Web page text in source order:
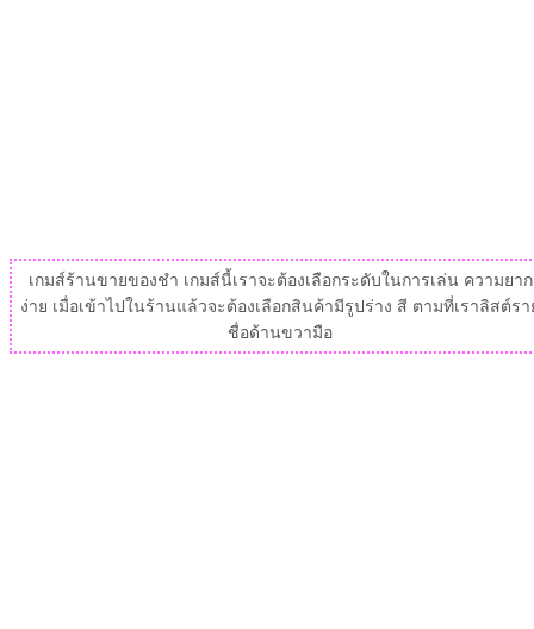
เกมส์ร้านขายของชำ เกมส์นี้เราจะต้องเลือกระดับในการเล่น ความยาก
ง่าย เมื่อเข้าไปในร้านแล้วจะต้องเลือกสินค้ามีรูปร่าง สี ตามที่เราลิสต์รา
ชื่อด้านขวามือ